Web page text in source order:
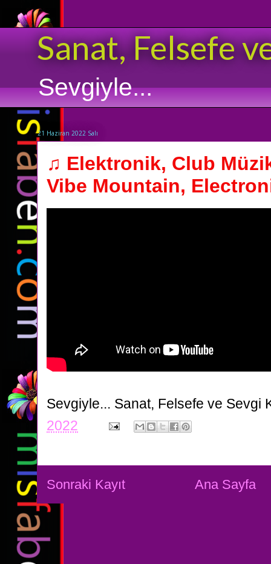
Sanat, Felsefe
Sevgiyle...
21 Haziran 2022 Salı
♫ Elektronik, Club
Vibe Mountain,
Sevgiyle... Sanat, Felsefe ve Sevgi
2022
Sonraki Kayıt Ana Sayfa